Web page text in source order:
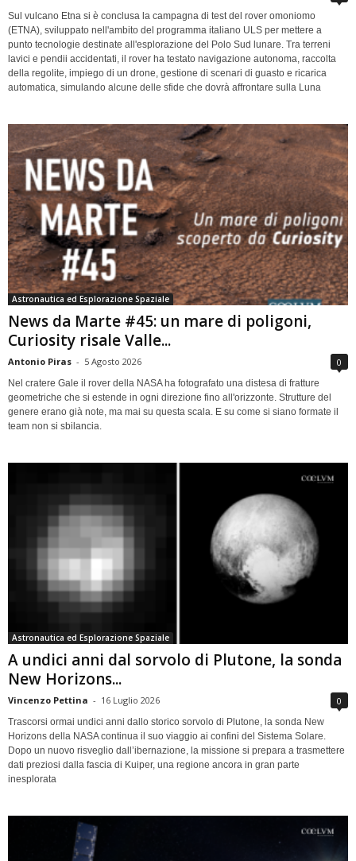
Sul vulcano Etna si è conclusa la campagna di test del rover omoniomo
(ETNA), sviluppato nell'ambito del programma italiano ULS per mettere a
punto tecnologie destinate all'esplorazione del Polo Sud lunare. Tra terreni
lavici e pendii accidentati, il rover ha testato navigazione autonoma, raccolta
della regolite, impiego di un drone, gestione di scenari di guasto e ricarica
automatica, simulando alcune delle sfide che dovrà affrontare sulla Luna
Astronautica ed Esplorazione Spaziale
News da Marte #45: un mare di poligoni,
Curiosity risale Valle...
Antonio Piras - 5 Agosto 2026 0
Nel cratere Gale il rover della NASA ha fotografato una distesa di fratture
geometriche che si estende in ogni direzione fino all'orizzonte. Strutture del
genere erano già note, ma mai su questa scala. E su come si siano formate il
team non si sbilancia.
Astronautica ed Esplorazione Spaziale
A undici anni dal sorvolo di Plutone, la sonda
New Horizons...
Vincenzo Pettina - 16 Luglio 2026 0
Trascorsi ormai undici anni dallo storico sorvolo di Plutone, la sonda New
Horizons della NASA continua il suo viaggio ai confini del Sistema Solare.
Dopo un nuovo risveglio dall’ibernazione, la missione si prepara a trasmettere
dati preziosi dalla fascia di Kuiper, una regione ancora in gran parte
inesplorata